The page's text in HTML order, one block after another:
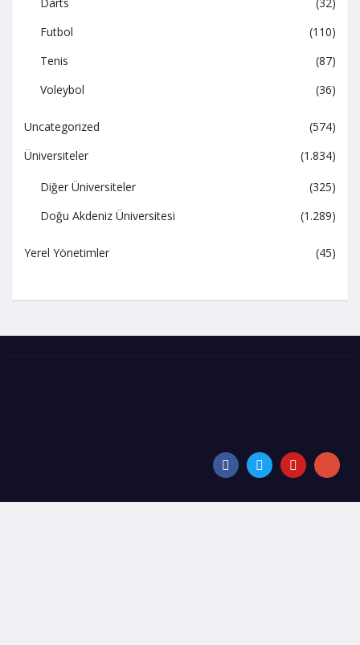
Futbol
(110)
Tenis
(87)
Voleybol
(36)
Uncategorized
(574)
Üniversiteler
(1.834)
Diğer Üniversiteler
(325)
Doğu Akdeniz Üniversitesi
(1.289)
Yerel Yönetimler (45)